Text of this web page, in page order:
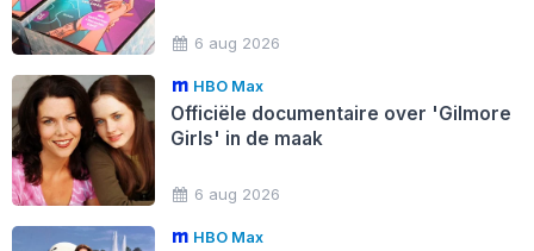
6 aug 2026
HBO Max
Officiële documentaire over 'Gilmore
Girls' in de maak
6 aug 2026
HBO Max